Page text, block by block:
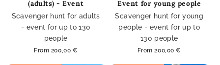
(adults) - Event
Scavenger hunt for adults
- event for up to 130
people
Regular
From 200,00 €
Event for young people
Scavenger hunt for young
people - event for up to
130 people
Regular
From 200,00 €